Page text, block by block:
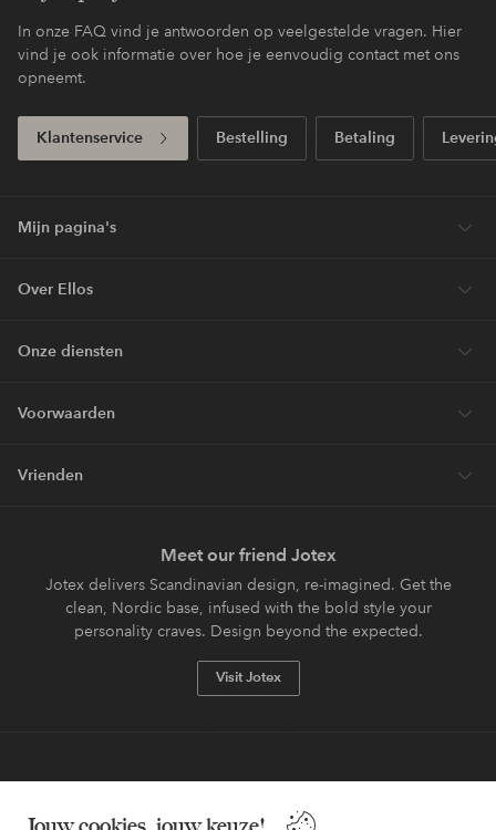
In onze FAQ vind je antwoorden op veelgestelde vragen. Hier
vind je ook informatie over hoe je eenvoudig contact met ons
opneemt.
Klantenservice Bestelling Betaling
Mijn pagina's
Over Ellos
Onze diensten
Voorwaarden
Vrienden
Meet our friend Jotex
Jotex delivers Scandinavian design, re-imagined. Get the
clean, Nordic base, infused with the bold style your
personality craves. Design beyond the expected.
Visit Jotex